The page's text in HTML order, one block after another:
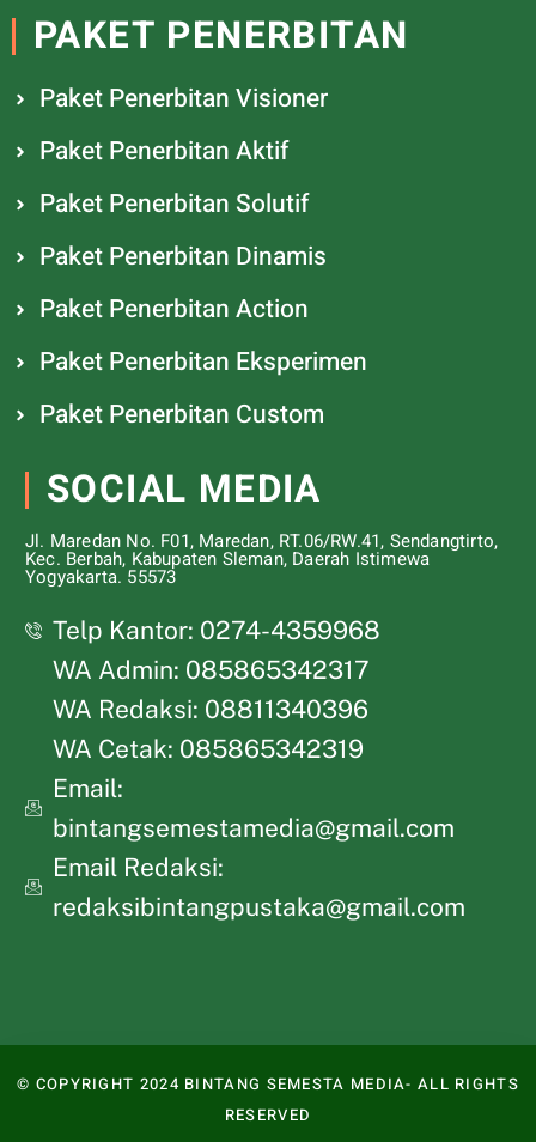
PAKET PENERBITAN
Paket Penerbitan Visioner
Paket Penerbitan Aktif
Paket Penerbitan Solutif
Paket Penerbitan Dinamis
Paket Penerbitan Action
Paket Penerbitan Eksperimen
Paket Penerbitan Custom
SOCIAL MEDIA
Jl. Maredan No. F01, Maredan, RT.06/RW.41, Sendangtirto,
Kec. Berbah, Kabupaten Sleman, Daerah Istimewa
Yogyakarta. 55573
Telp Kantor: 0274-4359968
WA Admin: 085865342317
WA Redaksi: 08811340396
WA Cetak: 085865342319
Email:
bintangsemestamedia@gmail.com
Email Redaksi:
redaksibintangpustaka@gmail.com
© COPYRIGHT 2024 BINTANG SEMESTA MEDIA- ALL RIGHTS
RESERVED